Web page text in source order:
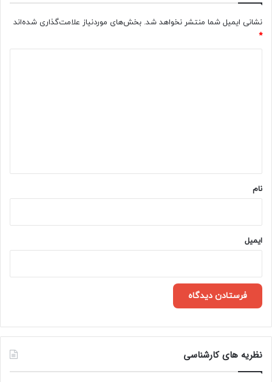
نشانی ایمیل شما منتشر نخواهد شد. بخش‌های موردنیاز علامت‌گذاری شده‌اند
*
نام
ایمیل
نظریه های کارشناسی